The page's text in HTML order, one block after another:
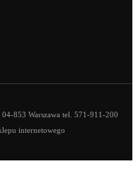
853 Warszawa tel. 571-911-200
internetowego